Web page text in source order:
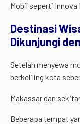
Mobil seperti Innova
Destinasi
Dikunjungi
Setelah menyewa
berkeliling kota
Makassar dan
Beberapa tempat